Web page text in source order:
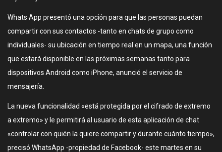
Whats App presentó una opción para que las personas puedan
compartir con sus contactos -tanto en chats de grupo como
individuales- su ubicación en tiempo real en un mapa, una función
que estará disponible en las próximas semanas tanto para
dispositivos Android como iPhone, anunció el servicio de
mensajería.
La nueva funcionalidad «está protegida por el cifrado de extremo
a extremo» y le permitirá al usuario de esta aplicación de chat
«controlar con quién la quiere compartir y durante cuánto tiempo»,
precisó WhatsApp -propiedad de Facebook- este martes en su